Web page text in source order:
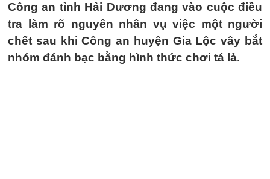
Công an tỉnh Hải Dương đang vào cuộc điều
tra làm rõ nguyên nhân vụ việc một người
chết sau khi Công an huyện Gia Lộc vây bắt
nhóm đánh bạc bằng hình thức chơi tá lả.